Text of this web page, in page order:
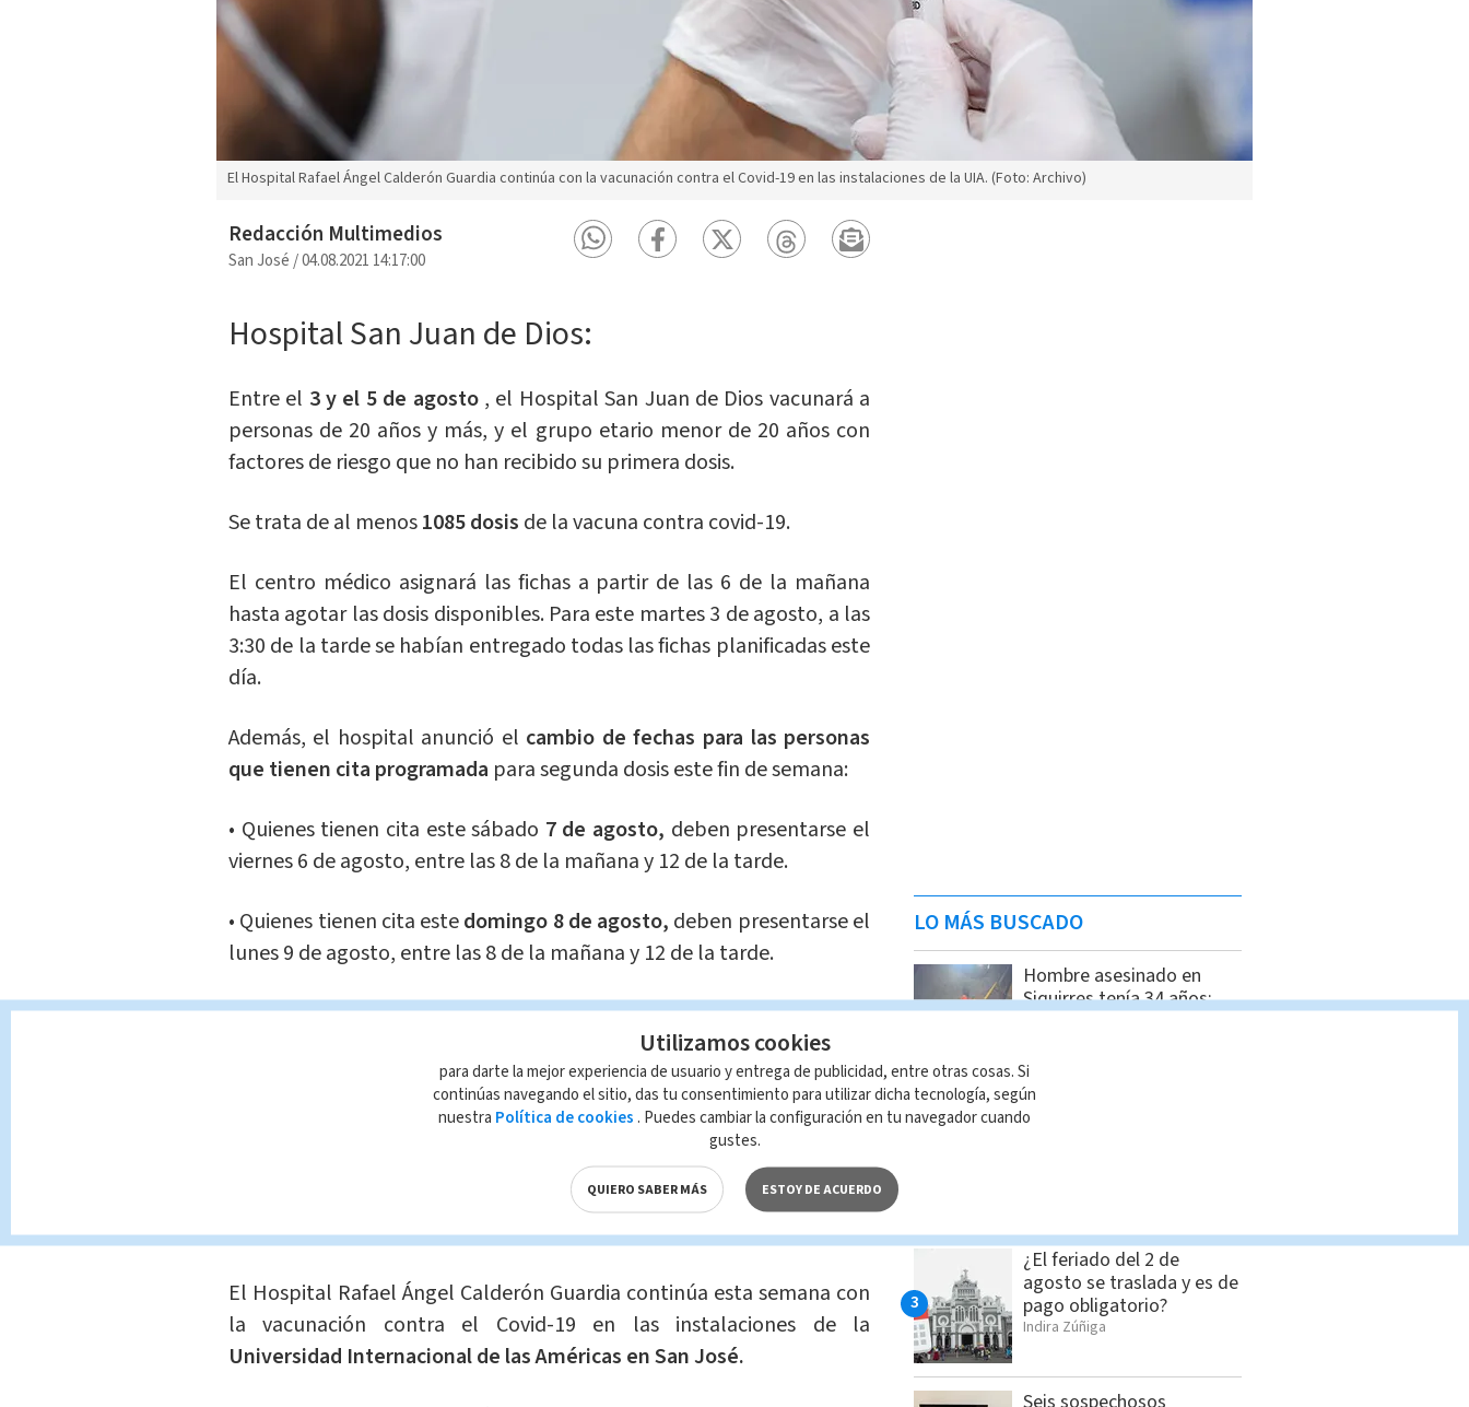
El Hospital Rafael Ángel Calderón Guardia continúa con la vacunación contra el Covid-19 en las instalaciones de la UIA. (Foto: Archivo)
Redacción Multimedios
San José/04.08.2021 14:17:00
Hospital San Juan de Dios:
Entre el 3 y el 5 de agosto , el Hospital San Juan de Dios vacunará a
personas de 20 años y más, y el grupo etario menor de 20 años con
factores de riesgo que no han recibido su primera dosis.
Se trata de al menos1085 dosis de la vacuna contra covid-19.
El centro médico asignará las fichas a partir de las 6 de la mañana
hasta agotar las dosis disponibles. Para este martes 3 de agosto, a las
3:30 de la tarde se habían entregado todas las fichas planificadas este
día.
Además, el hospital anunció el cambio de fechas para las personas
que tienen cita programada para segunda dosis este fin de semana:
• Quienes tienen cita este sábado 7 de agosto, deben presentarse el
viernes 6 de agosto, entre las 8 de la mañana y 12 de la tarde.
• Quienes tienen cita estedomingo 8 de agosto, deben presentarse el
lunes 9 de agosto, entre las 8 de la mañana y 12 de la tarde.
• Quienes tienen cita ellunes 09 de agosto,presentarse ese mismo
El equipo coordinador de vacunación estará llamando a cada persona
que se les programó la cita para indicarles día y hora en que le
reasignaron a fin de que se presenten.
Hospital Rafael Ángel Calderón Guardia:
El Hospital Rafael Ángel Calderón Guardia continúa esta semana con
la vacunación contra el Covid-19 en las instalaciones de la
Universidad Internacional de las Américas en San José.
LO MÁS BUSCADO
Hombre asesinado en
Siquirres tenía 34 años;
Femicidio en Bagaces: OIJ
¿El feriado del 2 de
agosto se traslada y es de
pago obligatorio?
Indira Zúñiga
Utilizamos cookies
para darte la mejor experiencia de usuario y entrega de publicidad, entre otras cosas. Si
continúas navegando el sitio, das tu consentimiento para utilizar dicha tecnología, según
nuestra Política de cookies . Puedes cambiar la configuración en tu navegador cuando
gustes.
QUIERO SABER MÁS ESTOY DE ACUERDO